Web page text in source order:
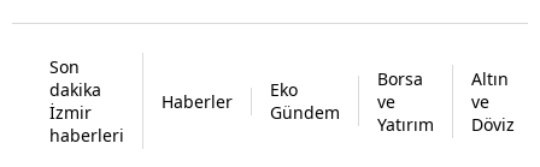
Son
dakika
İzmir
haberleri
Haberler
Eko
Gündem
Borsa
ve
Yatırım
Altın
ve
Döviz